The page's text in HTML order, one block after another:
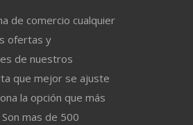
de comercio cualquier
ofertas y
de nuestros
que mejor se ajuste
la opción que más
mas de 500